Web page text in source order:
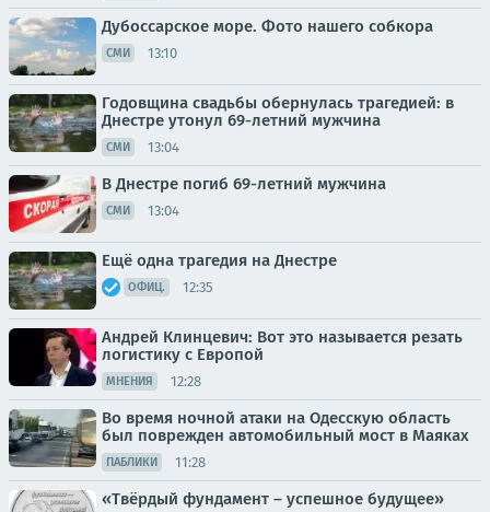
Дубоссарское море. Фото нашего собкора
СМИ 13:10
Годовщина свадьбы обернулась трагедией: в
Днестре утонул 69-летний мужчина
СМИ 13:04
В Днестре погиб 69-летний мужчина
СМИ 13:04
Ещё одна трагедия на Днестре
ОФИЦ. 12:35
Андрей Клинцевич: Вот это называется резать
логистику с Европой
МНЕНИЯ 12:28
Во время ночной атаки на Одесскую область
был поврежден автомобильный мост в Маяках
ПАБЛИКИ 11:28
«Твёрдый фундамент – успешное будущее»